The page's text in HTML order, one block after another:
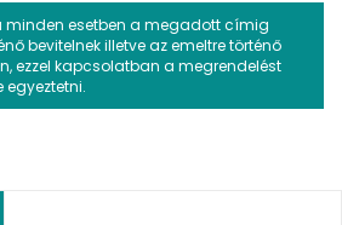
esetben a megadott címig
bevitelnek illetve az emeltre történő
ezzel kapcsolatban a megrendelést
egyeztetni.